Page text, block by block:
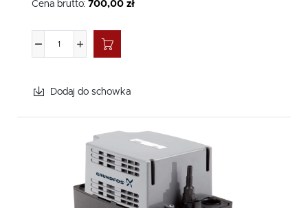
Cena brutto: 700,00 zł
Dodaj do schowka